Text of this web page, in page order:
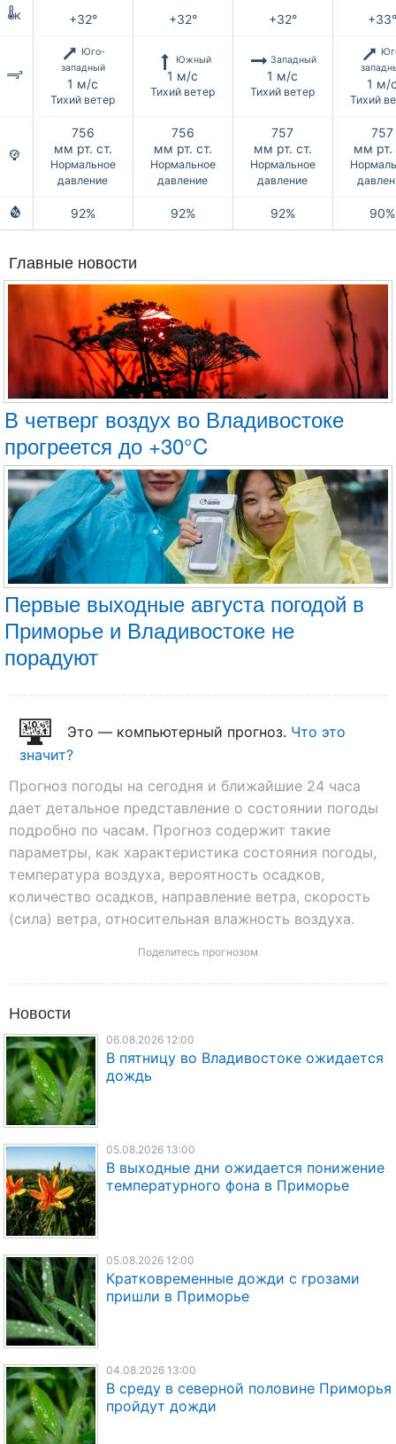
к +32° +32° +32°
Юго-
западный
1 м/с
Тихий ветер
Южный
1 м/с
Тихий ветер
Западный
1 м/с
Тихий ветер
1 м/
Тихий
756
мм рт. ст.
Нормальное
давление
756
мм рт. ст.
Нормальное
давление
757
мм рт. ст.
Нормальное
давление
757
мм рт.
92% 92% 92% 90%
Главные новости
В четверг воздух во Владивостоке
прогреется до +30°C
Первые выходные августа погодой в
Приморье и Владивостоке не
порадуют
Это — компьютерный прогноз. Что это
значит?
Прогноз погоды на сегодня и ближайшие 24 часа
дает детальное представление о состоянии погоды
подробно по часам. Прогноз содержит такие
параметры, как характеристика состояния погоды,
температура воздуха, вероятность осадков,
количество осадков, направление ветра, скорость
(сила) ветра, относительная влажность воздуха.
Поделитесь прогнозом
Новости
06.08.2026 12:00
В пятницу во Владивостоке ожидается
дождь
05.08.2026 13:00
В выходные дни ожидается понижение
температурного фона в Приморье
05.08.2026 12:00
Кратковременные дожди с грозами
пришли в Приморье
04.08.2026 13:00
В среду в северной половине Приморья
пройдут дожди